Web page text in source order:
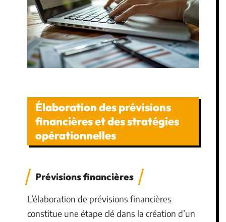
Élaboration des prévisions
financières et des stratégies
opérationnelles
Prévisions financières
L’élaboration de prévisions financières
constitue une étape clé dans la création d’un